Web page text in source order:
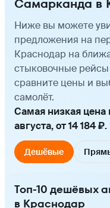
Самарканда в
Ниже вы можете
предложения на
Краснодар на
стыковочные
сравните цены и
самолёт.
Самая низкая
августа, от 14 184 ₽.
Дешёвые
Топ-10 дешёвых
в Краснодар